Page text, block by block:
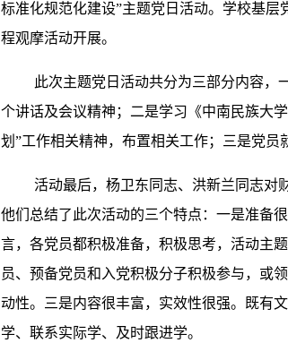
标准化规范化建设”主题党日活动。学校基
程观摩活动开展。
此次主题党日活动共分为三部分内容，
个讲话及会议精神；二是学习《中南民族大
划”工作相关精神，布置相关工作；三是党员
活动最后，杨卫东同志、洪新兰同志对
他们总结了此次活动的三个特点：一是准备
言，各党员都积极准备，积极思考，活动主
员、预备党员和入党积极分子积极参与，或
动性。三是内容很丰富，实效性很强。既有
学、联系实际学、及时跟进学。